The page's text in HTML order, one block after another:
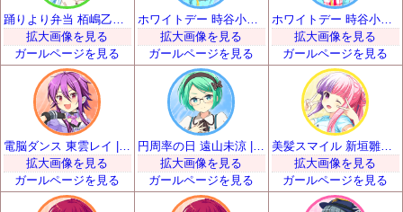
拡大画像を見る
ガールページを見る
ホワイトデー 時谷小瑠璃 | SR
拡大画像を見る
ガールページを見る
ホワイトデー 時谷小瑠璃 | SR
拡大画像を見る
ガールページを見る
拡大画像を見る
ガールページを見る
円周率の日 遠山未涼 | SR
拡大画像を見る
ガールページを見る
美髪スマイル 新垣雛菜 | SR
拡大画像を見る
ガールページを見る